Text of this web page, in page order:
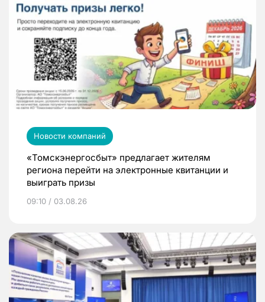
Новости компаний
«Томскэнергосбыт» предлагает жителям
региона перейти на электронные квитанции и
выиграть призы
09:10 / 03.08.26